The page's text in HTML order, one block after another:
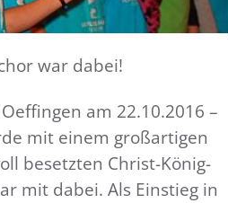
war dabei!
am 22.10.2016 –
mit einem großartigen
besetzten Christ-König-
mit dabei. Als Einstieg in